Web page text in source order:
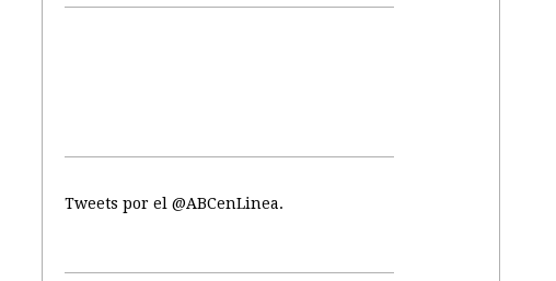
Tweets por el @ABCenLinea.